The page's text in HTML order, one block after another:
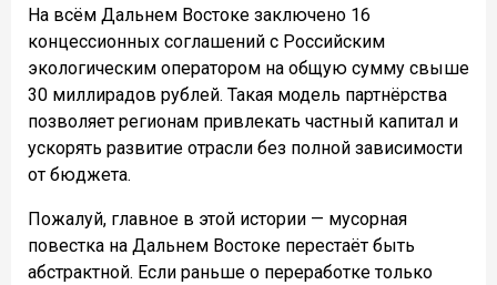
На всём Дальнем Востоке заключено 16
концессионных соглашений с Российским
экологическим оператором на общую сумму свыше
30 миллирадов рублей. Такая модель партнёрства
позволяет регионам привлекать частный капитал и
ускорять развитие отрасли без полной зависимости
от бюджета.
Пожалуй, главное в этой истории — мусорная
повестка на Дальнем Востоке перестаёт быть
абстрактной. Если раньше о переработке только